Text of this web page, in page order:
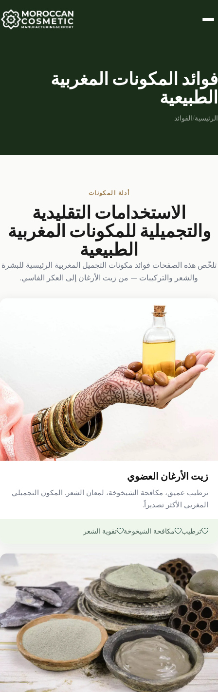
فوائد المكونات المغربية
الطبيعية
الرئيسية/الفوائد
أدلة المكونات
الاستخدامات التقليدية
والتجميلية للمكونات المغربية
الطبيعية
تلخّص هذه الصفحات فوائد مكونات التجميل المغربية الرئيسية للبشرة
والشعر والتركيبات — من زيت الأرغان إلى العكر الفاسي.
زيت الأرغان العضوي
ترطيب عميق، مكافحة الشيخوخة، لمعان الشعر. المكون التجميلي
المغربي الأكثر تصديراً.
ترطيب مكافحة الشيخوخة تقوية الشعر